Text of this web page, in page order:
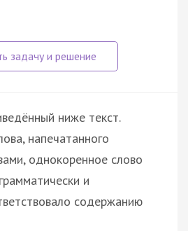
ниже текст.
напечатанного
однокоренное слово
и
содержанию